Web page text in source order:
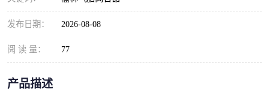
发布日期： 2026-08-08
阅 读 量： 77
产品描述